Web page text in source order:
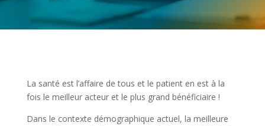
La santé est l’affaire de tous et le patient en est à la
fois le meilleur acteur et le plus grand bénéficiaire !
Dans le contexte démographique actuel, la meilleure